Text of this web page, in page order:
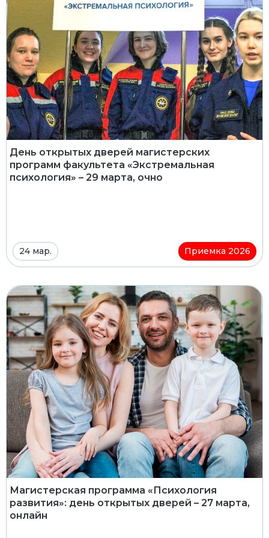
День открытых дверей магистерских
программ факультета «Экстремальная
психология» – 29 марта, очно
24 мар. Приемка 2026
Магистерская программа «Психология
развития»: день открытых дверей – 27 марта,
онлайн